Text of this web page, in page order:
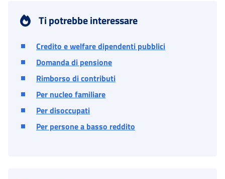
Ti potrebbe interessare
Credito e welfare dipendenti pubblici
Domanda di pensione
Rimborso di contributi
Per nucleo familiare
Per disoccupati
Per persone a basso reddito